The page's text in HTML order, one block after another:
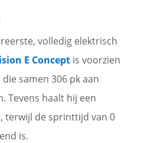
volledig elektrisch
E Concept is voorzien
samen 306 pk aan
Tevens haalt hij een
terwijl de sprinttijd van 0
is.